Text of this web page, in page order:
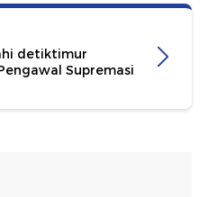
detiktimur
Supremasi